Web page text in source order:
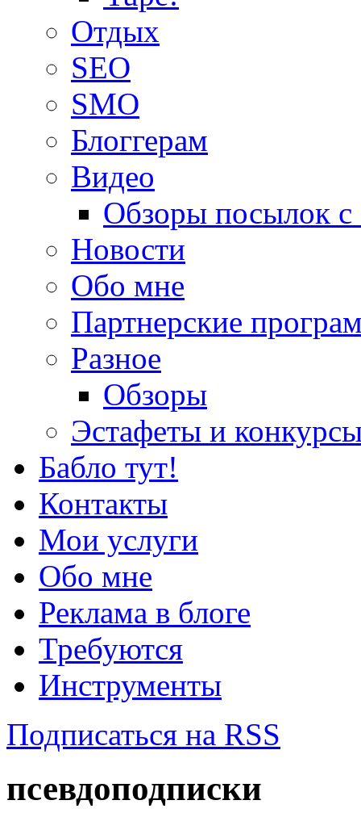
Oтдых
SEO
SMO
Блоггерам
Видео
Обзоры посылок с
Новости
Обо мне
Партнерские
Разное
Обзоры
Эстафеты и
Бабло тут!
Контакты
Мои услуги
Обо мне
Реклама в блоге
Требуются
Инструменты
Подписаться на RSS
псевдоподписки